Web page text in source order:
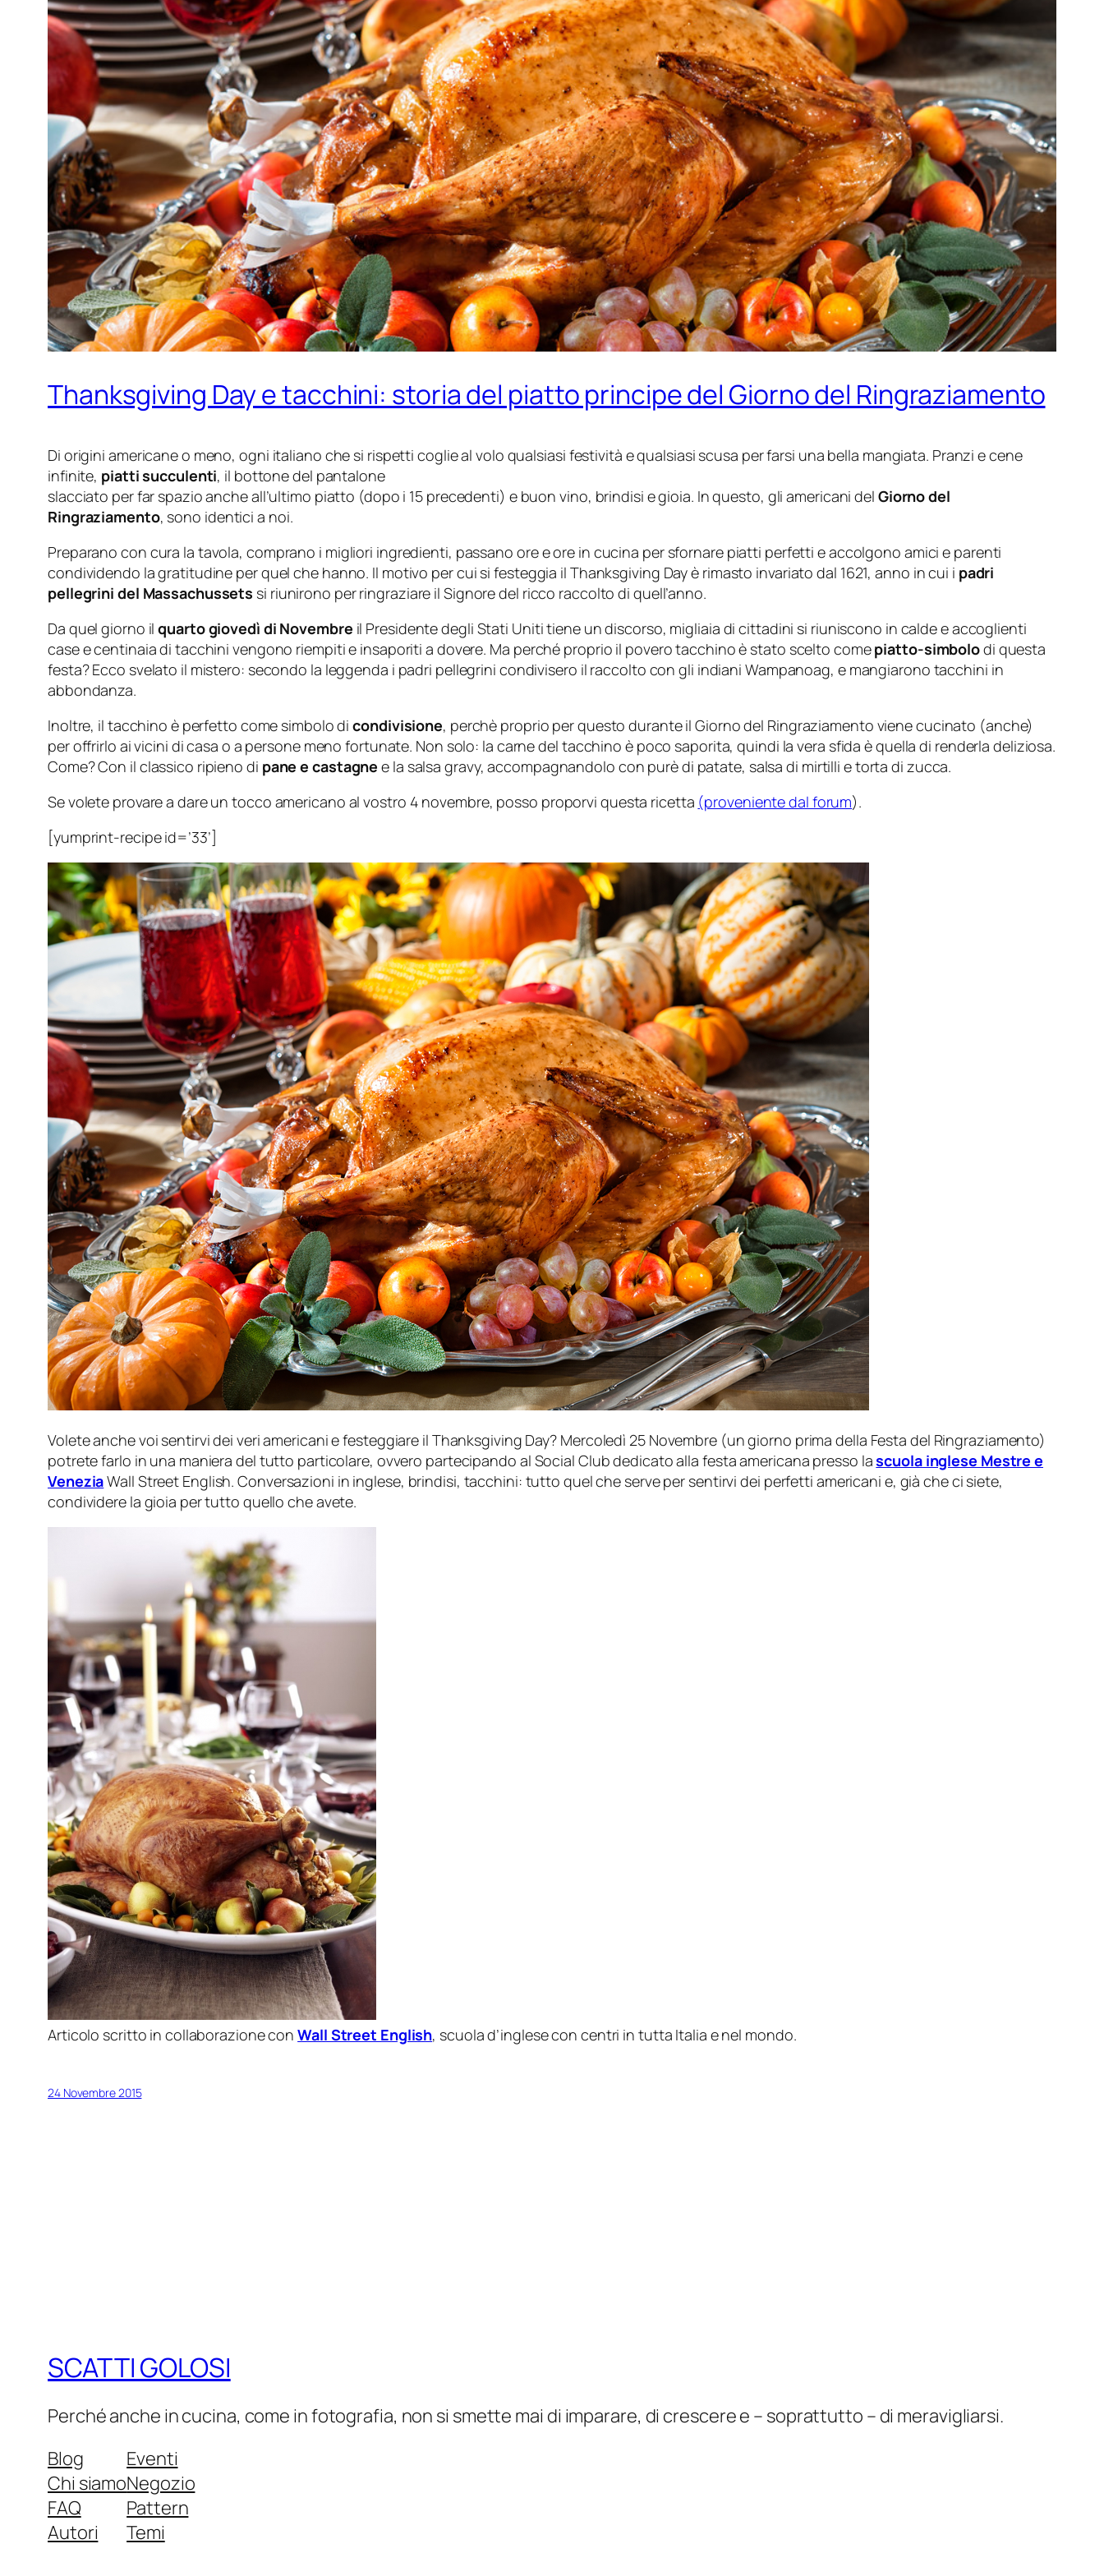
Thanksgiving Day e tacchini: storia del piatto principe del Giorno del Ringraziamento
Di origini americane o meno, ogni italiano che si rispetti coglie al volo qualsiasi festività e qualsiasi scusa per farsi una bella mangiata. Pranzi e cene
infinite, piatti succulenti, il bottone del pantalone
slacciato per far spazio anche all’ultimo piatto (dopo i 15 precedenti) e buon vino, brindisi e gioia. In questo, gli americani del Giorno del
Ringraziamento, sono identici a noi.
Preparano con cura la tavola, comprano i migliori ingredienti, passano ore e ore in cucina per sfornare piatti perfetti e accolgono amici e parenti
condividendo la gratitudine per quel che hanno. Il motivo per cui si festeggia il Thanksgiving Day è rimasto invariato dal 1621, anno in cui i padri
pellegrini del Massachussets si riunirono per ringraziare il Signore del ricco raccolto di quell’anno.
Da quel giorno ilquarto giovedì di Novembre il Presidente degli Stati Uniti tiene un discorso, migliaia di cittadini si riuniscono in calde e accoglienti
case e centinaia di tacchini vengono riempiti e insaporiti a dovere. Ma perché proprio il povero tacchino è stato scelto comepiatto-simbolodi questa
festa? Ecco svelato il mistero: secondo la leggenda i padri pellegrini condivisero il raccolto con gli indiani Wampanoag, e mangiarono tacchini in
abbondanza.
Inoltre, il tacchino è perfetto come simbolo dicondivisione, perchè proprio per questo durante il Giorno del Ringraziamento viene cucinato (anche)
per offrirlo ai vicini di casa o a persone meno fortunate. Non solo: la carne del tacchino è poco saporita, quindi la vera sfida è quella di renderla deliziosa.
Come? Con il classico ripieno di pane e castagne e la salsa gravy, accompagnandolo con purè di patate, salsa di mirtilli e torta di zucca.
Se volete provare a dare un tocco americano al vostro 4 novembre, posso proporvi questa ricetta (proveniente dal forum).
[yumprint-recipe id=’33’]
Volete anche voi sentirvi dei veri americani e festeggiare il Thanksgiving Day? Mercoledì 25 Novembre (un giorno prima della Festa del Ringraziamento)
potrete farlo in una maniera del tutto particolare, ovvero partecipando al Social Club dedicato alla festa americana presso lascuola inglese Mestre e
VeneziaWall Street English. Conversazioni in inglese, brindisi, tacchini: tutto quel che serve per sentirvi dei perfetti americani e, già che ci siete,
condividere la gioia per tutto quello che avete.
Articolo scritto in collaborazione conWall Street English, scuola d’inglese con centri in tutta Italia e nel mondo.
24 Novembre 2015
SCATTI GOLOSI
Perché anche in cucina, come in fotografia, non si smette mai di imparare, di crescere e – soprattutto – di meravigliarsi.
Blog
Chi siamo
FAQ
Autori
Eventi
Negozio
Pattern
Temi